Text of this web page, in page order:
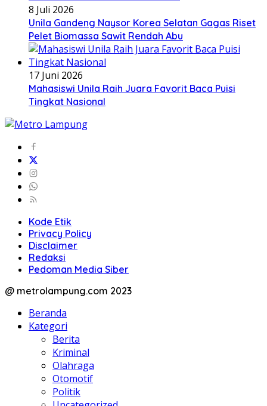
8 Juli 2026
Unila Gandeng Naysor Korea Selatan Gagas Riset
Pelet Biomassa Sawit Rendah Abu
17 Juni 2026
Mahasiswi Unila Raih Juara Favorit Baca Puisi
Tingkat Nasional
Kode Etik
Privacy Policy
Disclaimer
Redaksi
Pedoman Media Siber
@ metrolampung.com 2023
Beranda
Kategori
Berita
Kriminal
Olahraga
Otomotif
Politik